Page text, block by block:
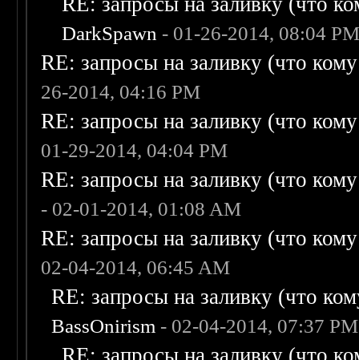
DarkSpawn - 01-26-2014, 08:04
RE: запросы на заливку (что
26-2014, 04:16 PM
RE: запросы на заливку (что
01-29-2014, 04:04 PM
RE: запросы на заливку (что
- 02-01-2014, 01:08 AM
RE: запросы на заливку (что
02-04-2014, 06:45 AM
RE: запросы на заливку (что
BassOnirism - 02-04-2014, 07:37 PM